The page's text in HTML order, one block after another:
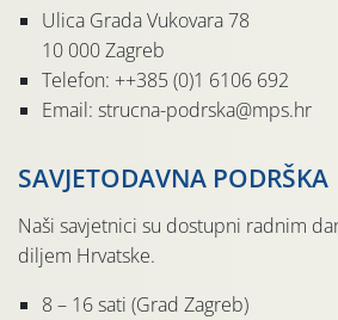
Ulica Grada Vukovara 78
10 000 Zagreb
Telefon: ++385 (0)1 6106 692
Email: strucna-podrska@mps.hr
SAVJETODAVNA PODRŠKA
Naši savjetnici su dostupni radnim
diljem Hrvatske.
8 – 16 sati (Grad Zagreb)